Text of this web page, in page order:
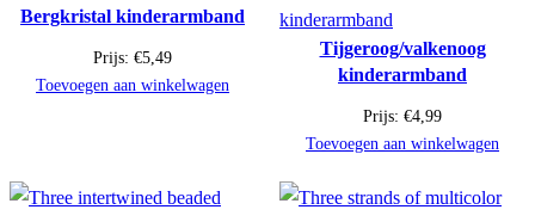
Bergkristal kinderarmband
Prijs: €5,49
Toevoegen aan winkelwagen
Tijgeroog/valkenoog
kinderarmband
Prijs: €4,99
Toevoegen aan winkelwagen